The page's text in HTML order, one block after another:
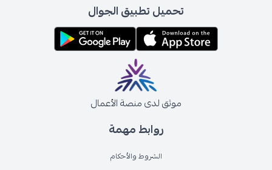
روابط مهمة
الشروط والأحكام
تحميل تطبيق الجوال
موثق لدى منصة الأعمال